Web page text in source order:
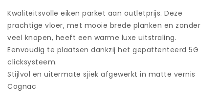
mat
vernis
Cognac
-
180
x
14
mm
aantal
Kwaliteitsvolle eiken parket aan outletprijs. Deze
prachtige vloer, met mooie brede planken en zonder
veel knopen, heeft een warme luxe uitstraling.
Eenvoudig te plaatsen dankzij het gepattenteerd 5G
clicksysteem.
Stijlvol en uitermate sjiek afgewerkt in matte vernis
Cognac